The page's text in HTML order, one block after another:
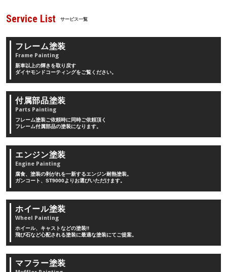
Service List サービス一覧
フレーム塗装
Frame Painting
新車以上の輝きを取り戻す
ダイヤモンドコーティングをご覧ください。
付属部品塗装
Parts Painting
フレーム塗装ご依頼時に同時ご依頼頂く
フレーム付属部品の塗装になります。
エンジン塗装
Engine Painting
腐食、塗装の剥がれを一新するエンジン耐熱塗装。
ガンコート、ST9000よりお選びいただけます。
ホイール塗装
Wheel Painting
ホイール、キャストなどの塗装!!
飛び石など心配される塗装に最適な塗装にてご提案。
マフラー塗装